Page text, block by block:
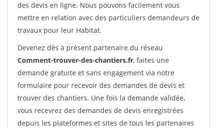
des devis en ligne. Nous pouvons facilement vous
mettre en relation avec des particuliers demandeurs de
travaux pour leur Habitat.
Devenez dès à présent partenaire du réseau
Comment-trouver-des-chantiers.fr, faites une
demande gratuite et sans engagement via notre
formulaire pour recevoir des demandes de devis et
trouver des chantiers. Une fois la demande validée,
vous recevrez des demandes de devis enregistrées
depuis les plateformes et sites de tous les partenaires